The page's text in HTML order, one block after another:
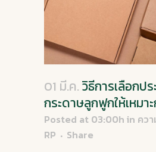
01 มี.ค.วิธีการเลือกป
กระดาษลูกฟูกให้เหมา
Posted at 03:00h in คว
RP
Share